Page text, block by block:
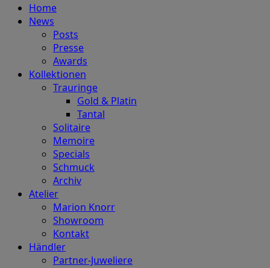
Home
News
Posts
Presse
Awards
Kollektionen
Trauringe
Gold & Platin
Tantal
Solitaire
Memoire
Specials
Schmuck
Archiv
Atelier
Marion Knorr
Showroom
Kontakt
Händler
Partner-Juweliere